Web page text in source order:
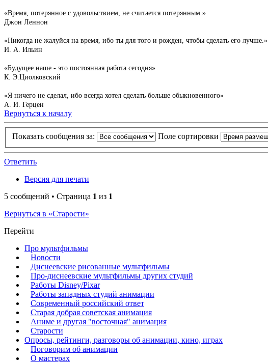
«Время, потерянное с удовольствием, не считается потерянным.»
Джон Леннон
«Никогда не жалуйся на время, ибо ты для того и рожден, чтобы сделать его лучше.»
И. А. Ильин
«Будущее наше - это постоянная работа сегодня»
К. Э.Циолковский
«Я ничего не сделал, ибо всегда хотел сделать больше обыкновенного»
А. И. Герцен
Вернуться к началу
Показать сообщения за: Поле сортировки
Ответить
Версия для печати
5 сообщений • Страница 1 из 1
Вернуться в «Старости»
Перейти
Про мультфильмы
Новости
Диснеевские рисованные мультфильмы
Про-диснеевские мультфильмы других студий
Работы Disney/Pixar
Работы западных студий анимации
Современный российский ответ
Старая добрая советская анимация
Аниме и другая "восточная" анимация
Старости
Опросы, рейтинги, разговоры об анимации, кино, играх
Поговорим об анимации
О мастерах